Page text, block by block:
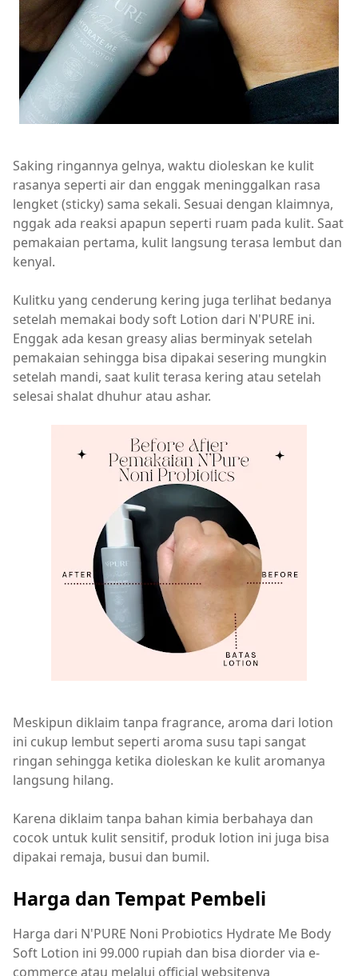
Saking ringannya gelnya, waktu dioleskan ke kulit
rasanya seperti air dan enggak meninggalkan rasa
lengket (sticky) sama sekali. Sesuai dengan klaimnya,
nggak ada reaksi apapun seperti ruam pada kulit. Saat
pemakaian pertama, kulit langsung terasa lembut dan
kenyal.
Kulitku yang cenderung kering juga terlihat bedanya
setelah memakai body soft Lotion dari N'PURE ini.
Enggak ada kesan greasy alias berminyak setelah
pemakaian sehingga bisa dipakai sesering mungkin
setelah mandi, saat kulit terasa kering atau setelah
selesai shalat dhuhur atau ashar.
Meskipun diklaim tanpa fragrance, aroma dari lotion
ini cukup lembut seperti aroma susu tapi sangat
ringan sehingga ketika dioleskan ke kulit aromanya
langsung hilang.
Karena diklaim tanpa bahan kimia berbahaya dan
cocok untuk kulit sensitif, produk lotion ini juga bisa
dipakai remaja, busui dan bumil.
Harga dan Tempat Pembeli
Harga dari N'PURE Noni Probiotics Hydrate Me Body
Soft Lotion ini 99.000 rupiah dan bisa diorder via e-
commerce atau melalui official websitenya